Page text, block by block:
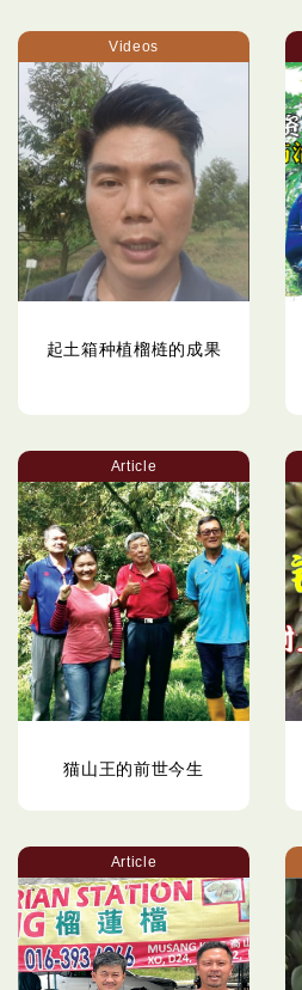
Videos
起土箱种植榴梿的成果
Article
猫山王的前世今生
Article